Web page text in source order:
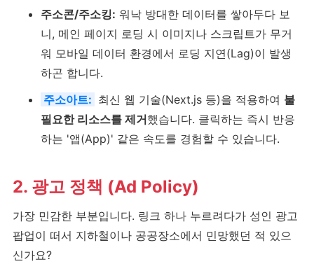
주소콘/주소킹: 워낙 방대한 데이터를 쌓아두다 보
니, 메인 페이지 로딩 시 이미지나 스크립트가 무거
워 모바일 데이터 환경에서 로딩 지연(Lag)이 발생
하곤 합니다.
주소아트: 최신 웹 기술(Next.js 등)을 적용하여 불
필요한 리소스를 제거했습니다. 클릭하는 즉시 반응
하는 '앱(App)' 같은 속도를 경험할 수 있습니다.
2. 광고 정책 (Ad Policy)
가장 민감한 부분입니다. 링크 하나 누르려다가 성인 광고
팝업이 떠서 지하철이나 공공장소에서 민망했던 적 있으
신가요?